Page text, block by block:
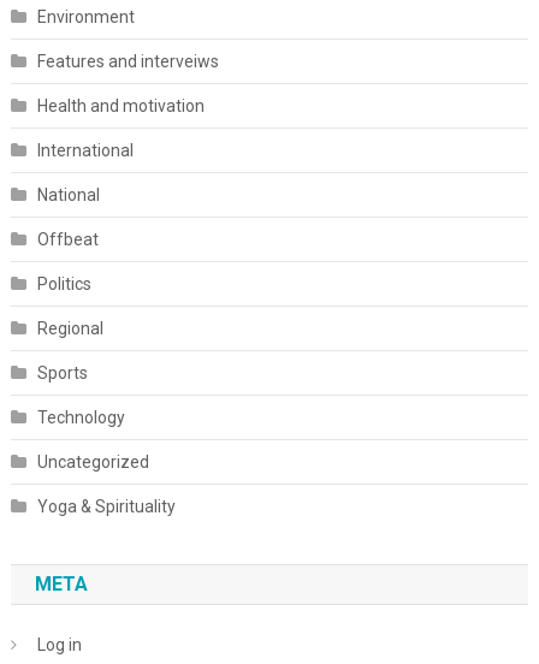
Environment
Features and interveiws
Health and motivation
International
National
Offbeat
Politics
Regional
Sports
Technology
Uncategorized
Yoga & Spirituality
META
Log in